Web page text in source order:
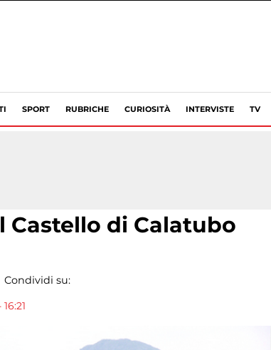
SPORT RUBRICHE CURIOSITÀ INTERVISTE TV
Castello di Calatubo
Condividi su: